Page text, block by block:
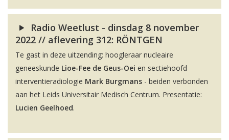
Radio Weetlust - dinsdag 8 november
2022 // aflevering 312: RÖNTGEN
Te gast in deze uitzending: hoogleraar nucleaire
geneeskunde Lioe-Fee de Geus-Oei en sectiehoofd
interventieradiologie Mark Burgmans - beiden verbonden
aan het Leids Universitair Medisch Centrum. Presentatie:
Lucien Geelhoed.